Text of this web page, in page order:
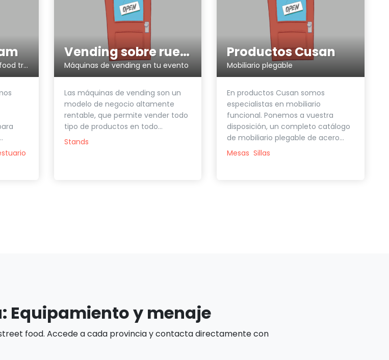
Suministros y menaje para food trucks
Vending sobre ruedas
Máquinas de vending en tu evento
Las máquinas de vending son un
modelo de negocio altamente
rentable, que permite vender todo
tipo de productos en todo...
Stands
Productos Cusan
Mobiliario plegable
En productos Cusan somos
especialistas en mobiliario
funcional. Ponemos a vuestra
disposición, un completo catálogo
de mobiliario plegable de acero...
Mesas Sillas
Equipamiento y menaje
food. Accede a cada provincia y contacta directamente con